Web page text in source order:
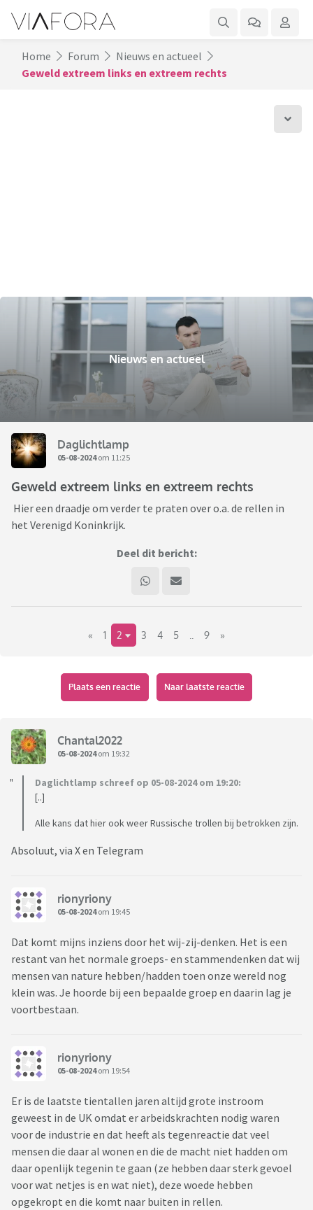
Home Forum
Nieuws en actueel
Geweld extreem links en extreem rechts
Nieuws en actueel
Daglichtlamp
05-08-2024om 11:25
Geweld extreem links en extreem rechts
Hier een draadje om verder te praten over o.a. de rellen in
het Verenigd Koninkrijk.
Deel dit bericht:
« 1 2 3 4 5 9 »
Plaats een reactie Naar laatste reactie
Chantal2022
05-08-2024om 19:32
Daglichtlamp schreef op 05-08-2024 om 19:20:
[..]
Alle kans dat hier ook weer Russische trollen bij betrokken zijn.
Absoluut, via X en Telegram
rionyriony
05-08-2024om 19:45
Dat komt mijns inziens door het wij-zij-denken. Het is een
restant van het normale groeps- en stammendenken dat wij
mensen van nature hebben/hadden toen onze wereld nog
klein was. Je hoorde bij een bepaalde groep en daarin lag je
voortbestaan.
rionyriony
05-08-2024om 19:54
Er is de laatste tientallen jaren altijd grote instroom
geweest in de UK omdat er arbeidskrachten nodig waren
voor de industrie en dat heeft als tegenreactie dat veel
mensen die daar al wonen en die de macht niet hadden om
daar openlijk tegenin te gaan (ze hebben daar sterk gevoel
voor wat netjes is en wat niet), deze woede hebben
opgekropt en die komt naar buiten in rellen.